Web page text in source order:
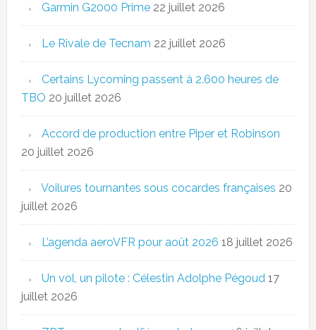
Garmin G2000 Prime 22 juillet 2026
Le Rivale de Tecnam 22 juillet 2026
Certains Lycoming passent à 2.600 heures de
TBO 20 juillet 2026
Accord de production entre Piper et Robinson
20 juillet 2026
Voilures tournantes sous cocardes françaises 20
juillet 2026
L’agenda aeroVFR pour août 2026 18 juillet 2026
Un vol, un pilote : Célestin Adolphe Pégoud 17
juillet 2026